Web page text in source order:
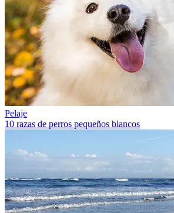
Pelaje
10 razas de perros pequeños blancos